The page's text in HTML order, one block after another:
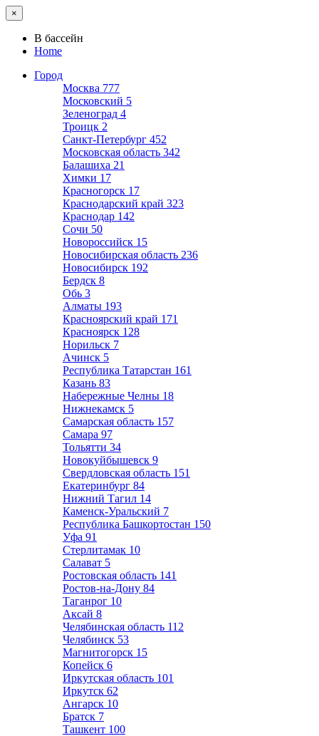
×
В бассейн
Home
Город
Москва 777
Московский 5
Зеленоград 4
Троицк 2
Санкт-Петербург 452
Московская область 342
Балашиха 21
Химки 17
Красногорск 17
Краснодарский край 323
Краснодар 142
Сочи 50
Новороссийск 15
Новосибирская область 236
Новосибирск 192
Бердск 8
Обь 3
Алматы 193
Красноярский край 171
Красноярск 128
Норильск 7
Ачинск 5
Республика Татарстан 161
Казань 83
Набережные Челны 18
Нижнекамск 5
Самарская область 157
Самара 97
Тольятти 34
Новокуйбышевск 9
Свердловская область 151
Екатеринбург 84
Нижний Тагил 14
Каменск-Уральский 7
Республика Башкортостан 150
Уфа 91
Стерлитамак 10
Салават 5
Ростовская область 141
Ростов-на-Дону 84
Таганрог 10
Аксай 8
Челябинская область 112
Челябинск 53
Магнитогорск 15
Копейск 6
Иркутская область 101
Иркутск 62
Ангарск 10
Братск 7
Ташкент 100